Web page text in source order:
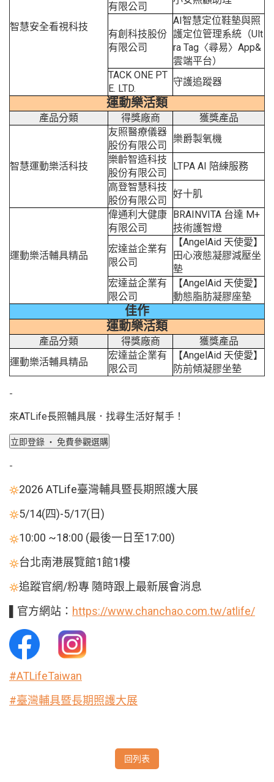
智慧安全看視科技
有限公司
有創科技股份
有限公司
AI智慧定位鞋墊與照
護定位管理系統（Ult
ra Tag〈尋易〉App&
雲端平台）
TACK ONE PT
E. LTD.
守護追蹤器
運動樂活類
產品分類 得獎廠商 獲獎產品
智慧運動樂活科技
友照醫療儀器
股份有限公司
樂爵製氧機
樂齡智造科技
股份有限公司
LTPA AI 陪練服務
高登智慧科技
股份有限公司
好十肌
運動樂活輔具精品
偉通利大健康
有限公司
BRAINVITA 台達 M+
技術護智燈
宏達益企業有
限公司
【AngelAid 天使愛】
田心液態凝膠減壓坐
墊
宏達益企業有
限公司
【AngelAid 天使愛】
動態脂肪凝膠座墊
佳作
運動樂活類
產品分類 得獎廠商
獲獎產品
運動樂活輔具精品
宏達益企業有
限公司
【AngelAid 天使愛】
防前傾凝膠坐墊
-
來ATLife長照輔具展．找尋生活好幫手！
-
2026 ATLife臺灣輔具暨長期照護大展
5/14(四)-5/17(日)
10:00 ~18:00 (最後一日至17:00)
台北南港展覽館1館1樓
追蹤官網/粉專 隨時跟上最新展會消息
▌官方網站： https://www.chanchao.com.tw/atlife/
#ATLifeTaiwan
#臺灣輔具暨長期照護大展
回列表